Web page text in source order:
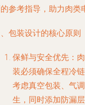
参考指导，助力肉类
包装设计的核心原则
保鲜与安全优先：
装必须确保全程冷
考虑真空包装、气
生，同时添加防漏